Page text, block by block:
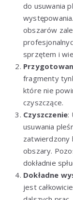
do usuwania
obszarów
sprzętem i
fragmenty
które nie
czyszczące.
Czyszczenie:
usuwania
zatwierdzony
obszary.
dokładnie
Dokładne
jest